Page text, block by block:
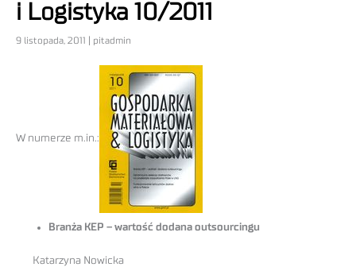
i Logistyka 10/2011
9 listopada, 2011 | pitadmin
W numerze m.in.:
Branża KEP – wartość dodana outsourcingu
Katarzyna Nowicka